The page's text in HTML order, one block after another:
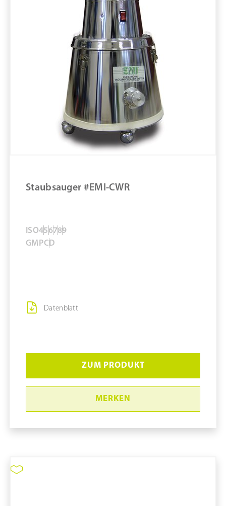
Marke: Tiger-Vac
Art Staubsauger: Naß-/Trockensauger
Tuchfilter
ULPA-Filter
DUAL-ULPAFilter
Staubsauger CELOS #CR-1300WD
ZUM PRODUKT
Staubsauger #EMI-CWR
Datenblatt
ISO456789
GMPC D
ZUM PRODUKT
MERKEN